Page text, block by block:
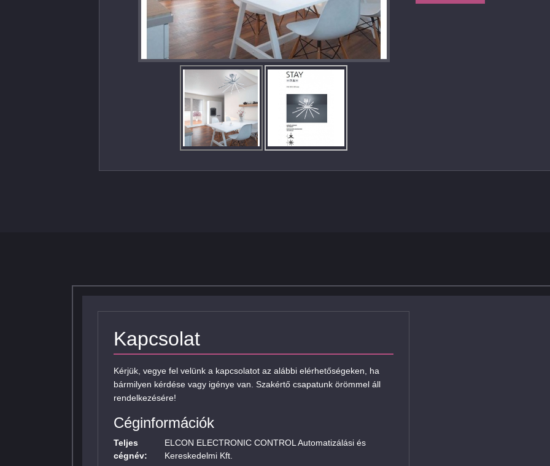
Kapcsolat
Kérjük, vegye fel velünk a kapcsolatot az alábbi elérhetőségeken, ha
bármilyen kérdése vagy igénye van. Szakértő csapatunk örömmel áll
rendelkezésére!
Céginformációk
Teljes
cégnév:
ELCON ELECTRONIC CONTROL Automatizálási és
Kereskedelmi Kft.